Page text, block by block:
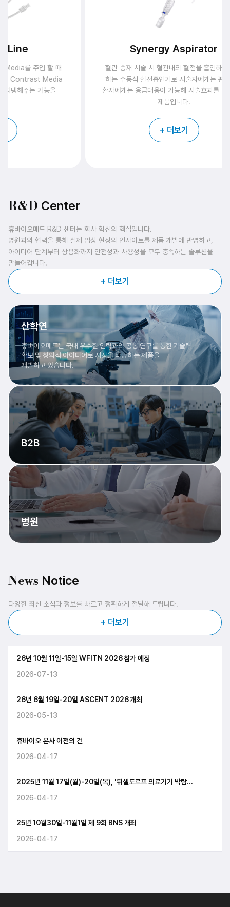
Synergy Aspirator
혈관 중재 시술 시 혈관내의 혈전을 흡인하여 배출
하는 수동식 혈전흡인기로 시술자에게는 편리함과
환자에게는 응급대응이 가능해 시술효과를 높여주는
풍선 확
또는
R&D Center
휴바이오메드 R&D 센터는 회사 혁신의 핵심입니다.
병원과의 협력을 통해 실제 임상 현장의 인사이트를 제품 개발에 반영하고,
아이디어 단계부터 상용화까지 안전성과 사용성을 모두 충족하는 솔루션을
만들어갑니다.
+ 더보기
산학연
휴바이오메드는 국내 우수한 인력과의 공동 연구를 통한 기술력
확보 및 창의적 아이디어로 시장을 리딩하는 제품을
개발하고 있습니다.
B2B
병원
News Notice
다양한 최신 소식과 정보를 빠르고 정확하게 전달해 드립니다.
+ 더보기
26년 10월 11일-15일 WFITN 2026 참가 예정
2026-07-13
26년 6월 19일-20일 ASCENT 2026 개최
2026-05-13
휴바이오 본사 이전의 건
2026-04-17
2025년 11월 17일(월)-20일(목), '뒤셀도르프 의료기기 박람회
2026-04-17
25년 10월30일-11월1일 제 9회 BNS 개최
2026-04-17